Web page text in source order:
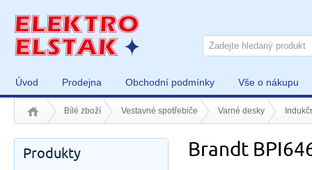
Úvod Prodejna Obchodní podmínky Vše o nákupu
Bílé zboží Vestavné spotřebiče Varné desky
Brandt
Produkty